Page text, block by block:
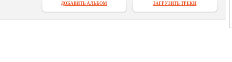
ЗАГРУЗИТЬ ТРЕКИ
ДОБАВИТЬ АЛЬБОМ